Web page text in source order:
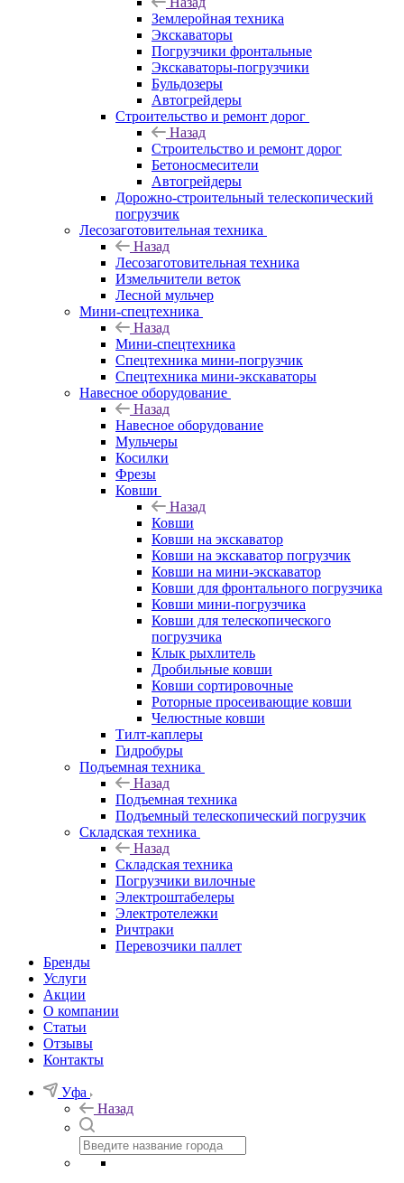
Землеройная техника
Экскаваторы
Погрузчики фронтальные
Экскаваторы-погрузчики
Бульдозеры
Автогрейдеры
Строительство и ремонт дорог
Назад
Строительство и ремонт дорог
Бетоносмесители
Автогрейдеры
Дорожно-строительный телескопический
погрузчик
Лесозаготовительная техника
Назад
Лесозаготовительная техника
Измельчители веток
Лесной мульчер
Мини-спецтехника
Назад
Мини-спецтехника
Спецтехника мини-погрузчик
Спецтехника мини-экскаваторы
Навесное оборудование
Назад
Навесное оборудование
Мульчеры
Косилки
Фрезы
Ковши
Назад
Ковши
Ковши на экскаватор
Ковши на экскаватор погрузчик
Ковши на мини-экскаватор
Ковши для фронтального погрузчика
Ковши мини-погрузчика
Ковши для телескопического
погрузчика
Клык рыхлитель
Дробильные ковши
Ковши сортировочные
Роторные просеивающие ковши
Челюстные ковши
Тилт-каплеры
Гидробуры
Подъемная техника
Назад
Подъемная техника
Подъемный телескопический погрузчик
Складская техника
Назад
Складская техника
Погрузчики вилочные
Электроштабелеры
Электротележки
Ричтраки
Перевозчики паллет
Бренды
Услуги
Акции
О компании
Статьи
Отзывы
Контакты
Уфа
Назад